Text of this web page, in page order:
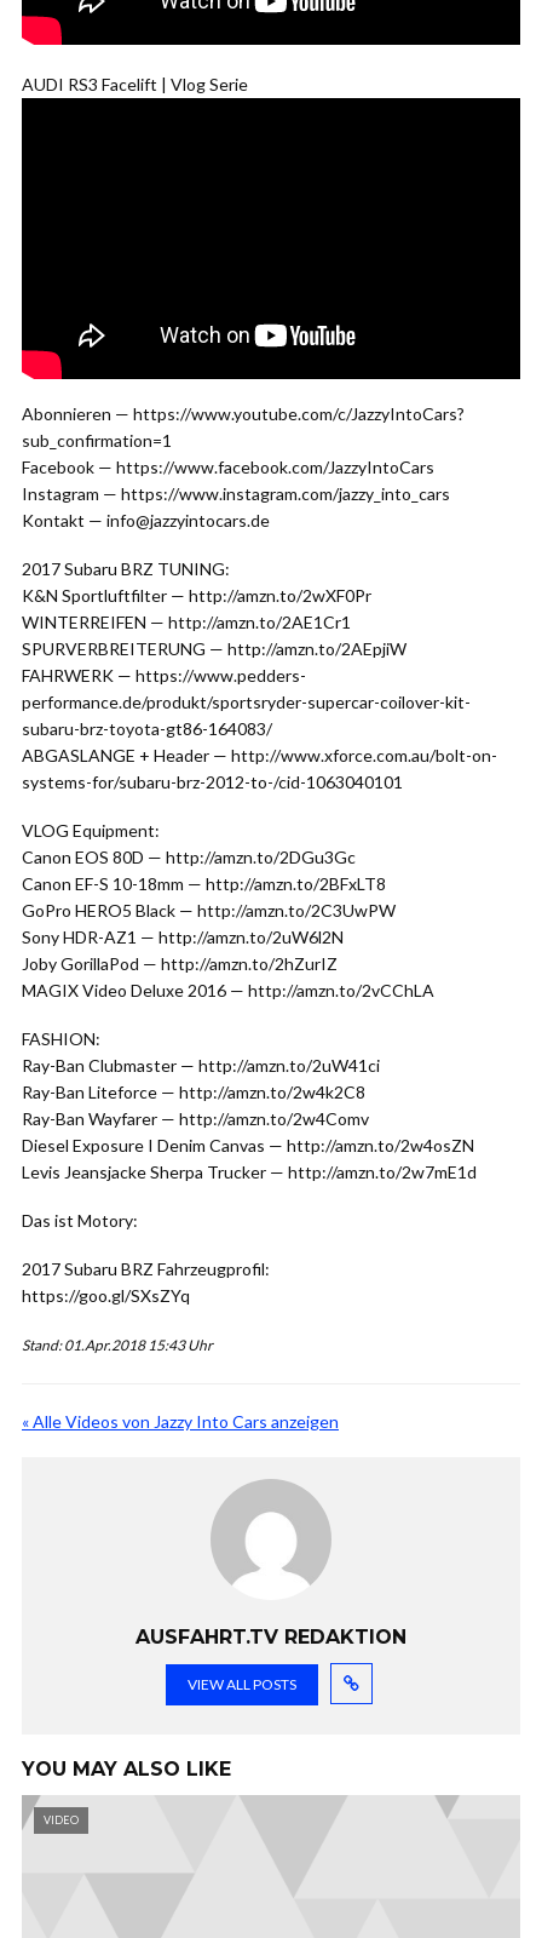
AUDI RS3 Facelift | Vlog Serie
Abonnieren — https://www.youtube.com/c/JazzyIntoCars?
sub_confirmation=1
Facebook — https://www.facebook.com/JazzyIntoCars
Instagram — https://www.instagram.com/jazzy_into_cars
Kontakt — info@jazzyintocars.de
2017 Subaru BRZ TUNING:
K&N Sportluftfilter — http://amzn.to/2wXF0Pr
WINTERREIFEN — http://amzn.to/2AE1Cr1
SPURVERBREITERUNG — http://amzn.to/2AEpjiW
FAHRWERK — https://www.pedders-
performance.de/produkt/sportsryder-supercar-coilover-kit-
subaru-brz-toyota-gt86-164083/
ABGASLANGE + Header — http://www.xforce.com.au/bolt-on-
systems-for/subaru-brz-2012-to-/cid-1063040101
VLOG Equipment:
Canon EOS 80D — http://amzn.to/2DGu3Gc
Canon EF-S 10-18mm — http://amzn.to/2BFxLT8
GoPro HERO5 Black — http://amzn.to/2C3UwPW
Sony HDR-AZ1 — http://amzn.to/2uW6l2N
Joby GorillaPod — http://amzn.to/2hZurIZ
MAGIX Video Deluxe 2016 — http://amzn.to/2vCChLA
FASHION:
Ray-Ban Clubmaster — http://amzn.to/2uW41ci
Ray-Ban Liteforce — http://amzn.to/2w4k2C8
Ray-Ban Wayfarer — http://amzn.to/2w4Comv
Diesel Exposure I Denim Canvas — http://amzn.to/2w4osZN
Levis Jeansjacke Sherpa Trucker — http://amzn.to/2w7mE1d
Das ist Motory:
2017 Subaru BRZ Fahrzeugprofil:
https://goo.gl/SXsZYq
Stand: 01.Apr.2018 15:43 Uhr
« Alle Videos von Jazzy Into Cars anzeigen
AUSFAHRT.TV REDAKTION
VIEW ALL POSTS
YOU MAY ALSO LIKE
VIDEO